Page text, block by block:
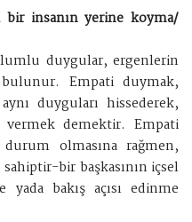
bir insanın yerine koyma/
duygular, ergenlerin
Empati duymak,
duyguları hissederek,
demektir. Empati
olmasına rağmen,
bir başkasının içsel
bakış açısı edinme